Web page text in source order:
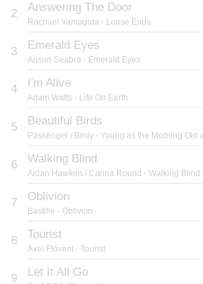
2 Answering The Door
Rachael Yamagata - Loose Ends
3 Emerald Eyes
Anson Seabra - Emerald Eyes
4 I'm Alive
Adam Watts - Life On Earth
5 Beautiful Birds
Passenger / Birdy - Young as the Morning Old as
6 Walking Blind
Aidan Hawken / Carina Round - Walking Blind
7 Oblivion
Bastille - Oblivion
8 Tourist
Axel Flóvent - Tourist
9 Let It All Go